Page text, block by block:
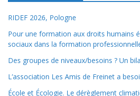
RIDEF 2026, Pologne
Pour une formation aux droits humains
sociaux dans la formation
Des groupes de niveaux/besoins ? Un
L’association Les Amis de Freinet a
École et Écologie. Le dérèglement